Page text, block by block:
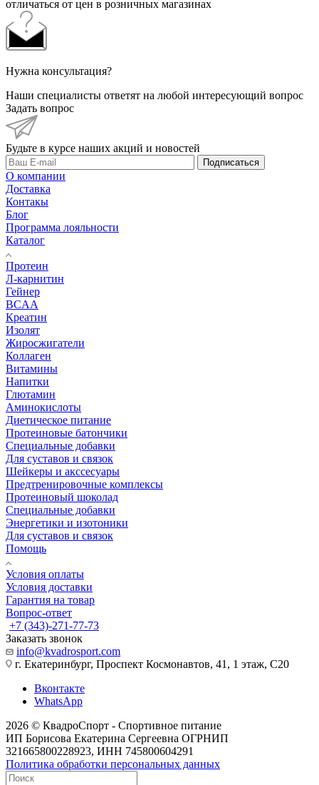
отличаться от цен в розничных магазинах
Нужна консультация?
Наши специалисты ответят на любой интересующий вопрос
Задать вопрос
Будьте в курсе наших акций и новостей
Подписаться
О компании
Доставка
Контакы
Блог
Программа лояльности
Каталог
Протеин
Л-карнитин
Гейнер
BCAA
Креатин
Изолят
Жиросжигатели
Коллаген
Витамины
Напитки
Глютамин
Аминокислоты
Диетическое питание
Протеиновые батончики
Специальные добавки
Для суставов и связок
Шейкеры и акссесуары
Предтренировочные комплексы
Протеиновый шоколад
Специальные добавки
Энергетики и изотоники
Для суставов и связок
Помощь
Условия оплаты
Условия доставки
Гарантия на товар
Вопрос-ответ
+7 (343)-271-77-73
Заказать звонок
info@kvadrosport.com
г. Екатеринбург, Проспект Космонавтов, 41, 1 этаж, С20
Вконтакте
WhatsApp
2026 © КвадроСпорт - Спортивное питание
ИП Борисова Екатерина Сергеевна ОГРНИП
321665800228923, ИНН 745800604291
Политика обработки персональных данных